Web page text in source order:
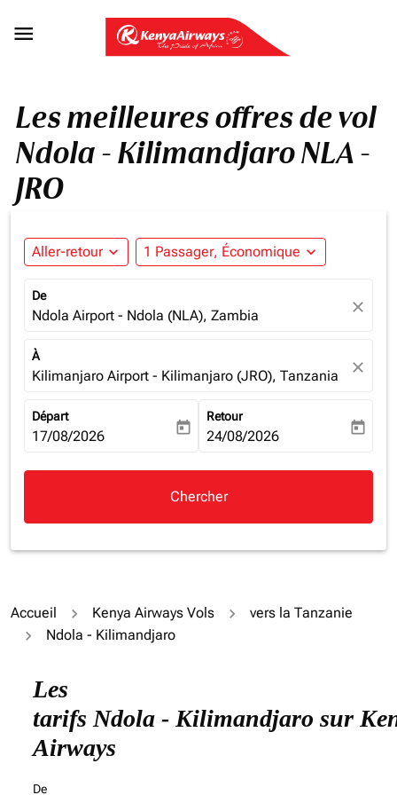

Les meilleures offres de vol
Ndola - Kilimandjaro NLA -
JRO
Aller-retour expand_more 1 Passager, Économique expand_more
De
Ndola Airport - Ndola (NLA), Zambia close
À
Kilimanjaro Airport - Kilimanjaro (JRO), Tanzania close
Départ
fc-booking-departure-date-aria-label
17/08/2026 today
Retour
fc-booking-return-date-aria-
24/08/2026 today
Chercher
Accueil Kenya Airways Vols
vers la Tanzanie
Ndola - Kilimandjaro
Les
tarifs Ndola - Kilimandjaro sur
Airways
De
Essayez de mettre à jour votre itinéraire (origine et/